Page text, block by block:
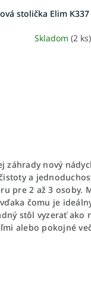
stolička Elim K337
Skladom (2 ks)
záhrady nový
a
pre 2 až 3 osoby.
čomu je
stôl vyzerať ako
alebo pokojné